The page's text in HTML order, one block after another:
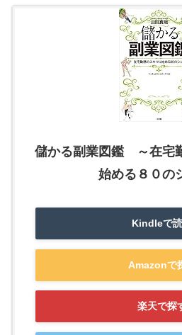
儲かる副業図鑑 ～在宅
始める８０の
Kindleで
Amazonで
楽天で探